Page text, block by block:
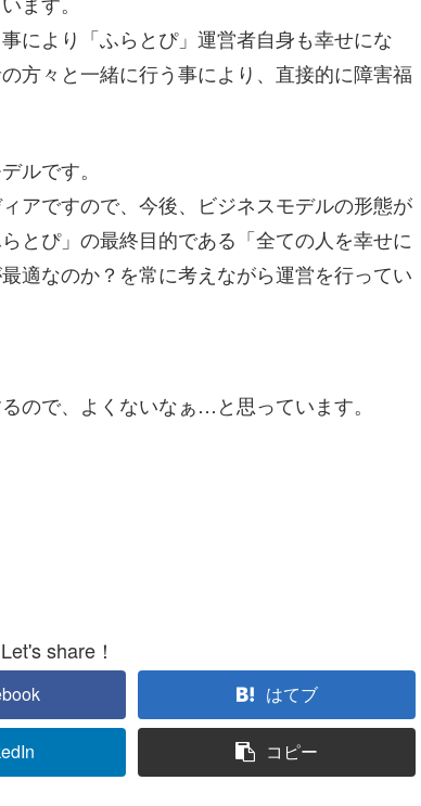
により「ふらとぴ」運営者自身も幸せにな
方々と一緒に行う事により、直接的に障害福
ルです。
アですので、今後、ビジネスモデルの形態が
とぴ」の最終目的である「全ての人を幸せに
適なのか？を常に考えながら運営を行ってい
ので、よくないなぁ…と思っています。
share！
はてブ
コピー